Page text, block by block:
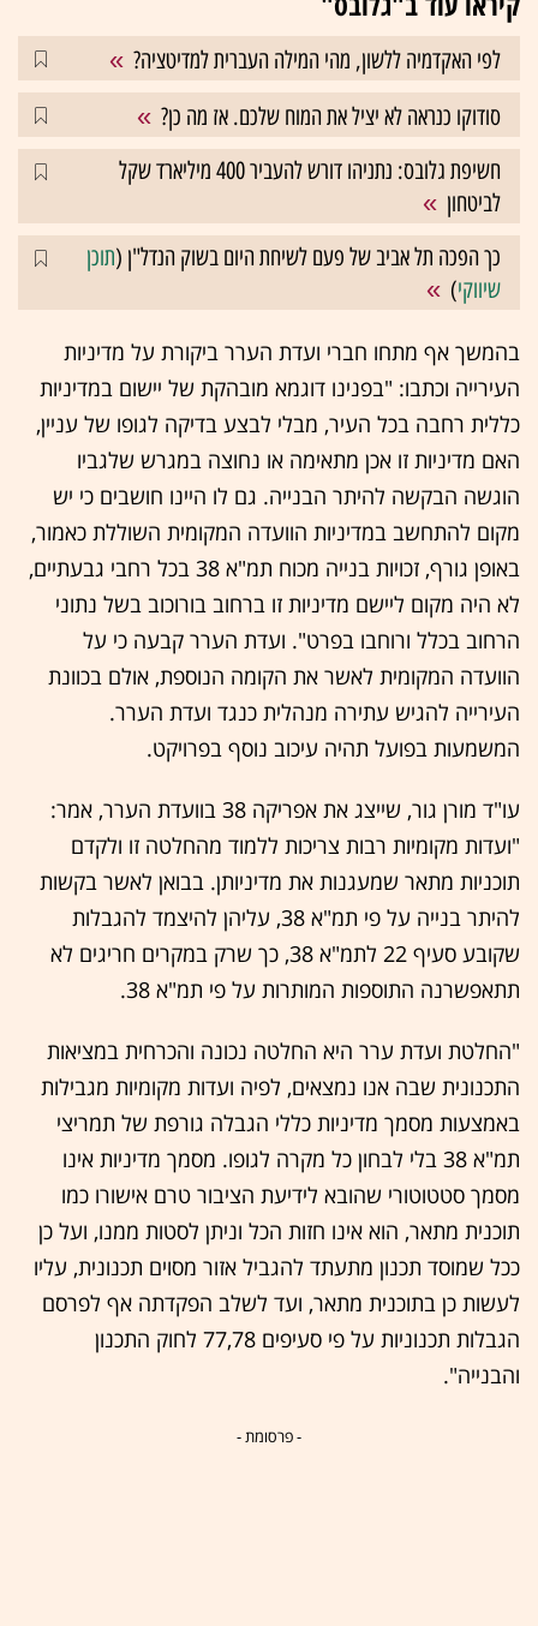
לפי האקדמיה ללשון, מהי המילה העברית למדיטציה?
סודוקו כנראה לא יציל את המוח שלכם. אז מה כן?
חשיפת גלובס: נתניהו דורש להעביר 400 מיליארד שקל
לביטחון
כך הפכה תל אביב של פעם לשיחת היום בשוק הנדל"ן (תוכן
שיווקי)
בהמשך אף מתחו חברי ועדת הערר ביקורת על מדיניות
העירייה וכתבו: "בפנינו דוגמא מובהקת של יישום במדיניות
כללית רחבה בכל העיר, מבלי לבצע בדיקה לגופו של עניין,
האם מדיניות זו אכן מתאימה או נחוצה במגרש שלגביו
הוגשה הבקשה להיתר הבנייה. גם לו היינו חושבים כי יש
מקום להתחשב במדיניות הוועדה המקומית השוללת כאמור,
באופן גורף, זכויות בנייה מכוח תמ"א 38 בכל רחבי גבעתיים,
לא היה מקום ליישם מדיניות זו ברחוב בורוכוב בשל נתוני
הרחוב בכלל ורוחבו בפרט". ועדת הערר קבעה כי על
הוועדה המקומית לאשר את הקומה הנוספת, אולם בכוונת
העירייה להגיש עתירה מנהלית כנגד ועדת הערר.
המשמעות בפועל תהיה עיכוב נוסף בפרויקט.
עו"ד מורן גור, שייצג את אפריקה 38 בוועדת הערר, אמר:
"ועדות מקומיות רבות צריכות ללמוד מהחלטה זו ולקדם
תוכניות מתאר שמעגנות את מדיניותן. בבואן לאשר בקשות
להיתר בנייה על פי תמ"א 38, עליהן להיצמד להגבלות
שקובע סעיף 22 לתמ"א 38, כך שרק במקרים חריגים לא
תתאפשרנה התוספות המותרות על פי תמ"א 38.
"החלטת ועדת ערר היא החלטה נכונה והכרחית במציאות
התכנונית שבה אנו נמצאים, לפיה ועדות מקומיות מגבילות
באמצעות מסמך מדיניות כללי הגבלה גורפת של תמריצי
תמ"א 38 בלי לבחון כל מקרה לגופו. מסמך מדיניות אינו
מסמך סטטוטורי שהובא לידיעת הציבור טרם אישורו כמו
תוכנית מתאר, הוא אינו חזות הכל וניתן לסטות ממנו, ועל כן
ככל שמוסד תכנון מתעתד להגביל אזור מסוים תכנונית, עליו
לעשות כן בתוכנית מתאר, ועד לשלב הפקדתה אף לפרסם
הגבלות תכנוניות על פי סעיפים 77,78 לחוק התכנון
והבנייה".
- פרסומת -